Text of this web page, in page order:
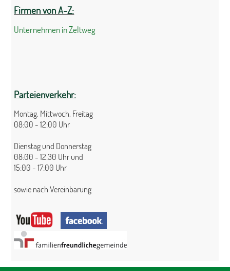
Firmen von A-Z:
Unternehmen in Zeltweg
Parteienverkehr:
Montag, Mittwoch, Freitag
08:00 - 12:00 Uhr
Dienstag und Donnerstag
08:00 - 12:30 Uhr und
15:00 - 17:00 Uhr
sowie nach Vereinbarung